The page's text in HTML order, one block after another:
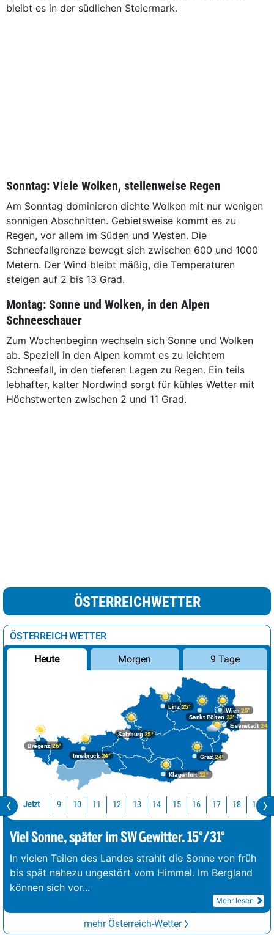
bleibt es in der südlichen Steiermark.
Sonntag: Viele Wolken, stellenweise Regen
Am Sonntag dominieren dichte Wolken mit nur wenigen
sonnigen Abschnitten. Gebietsweise kommt es zu
Regen, vor allem im Süden und Westen. Die
Schneefallgrenze bewegt sich zwischen 600 und 1000
Metern. Der Wind bleibt mäßig, die Temperaturen
steigen auf 2 bis 13 Grad.
Montag: Sonne und Wolken, in den Alpen
Schneeschauer
Zum Wochenbeginn wechseln sich Sonne und Wolken
ab. Speziell in den Alpen kommt es zu leichtem
Schneefall, in den tieferen Lagen zu Regen. Ein teils
lebhafter, kalter Nordwind sorgt für kühles Wetter mit
Höchstwerten zwischen 2 und 11 Grad.
ÖSTERREICHWETTER
ÖSTERREICH WETTER
Heute Morgen 9 Tage
Bregenz26°
Graz24°
Innsbruck24°
Klagenfurt 22°
Linz25°
Salzburg25°
Wien 25°
Eisenstadt 24°
Sankt Pölten 23°
Jetzt 9 10 11 12 13 14 15 16 17 18 19
Viel Sonne, später im SW Gewitter. 15°/31°
In vielen Teilen des Landes strahlt die Sonne von früh
bis spät nahezu ungestört vom Himmel. Im Bergland
können sich vor...
Mehr lesen
mehr Österreich-Wetter